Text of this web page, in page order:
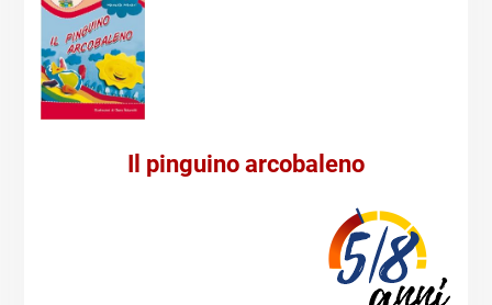
Il pinguino arcobaleno